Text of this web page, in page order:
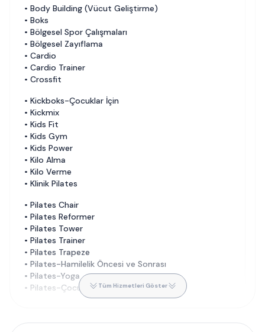
• Body Building (Vücut Geliştirme)
• Boks
• Bölgesel Spor Çalışmaları
• Bölgesel Zayıflama
• Cardio
• Cardio Trainer
• Crossfit
• Kickboks-Çocuklar İçin
• Kickmix
• Kids Fit
• Kids Gym
• Kids Power
• Kilo Alma
• Kilo Verme
• Klinik Pilates
• Pilates Chair
• Pilates Reformer
• Pilates Tower
• Pilates Trainer
• Pilates Trapeze
• Pilates-Hamilelik Öncesi ve Sonrası
• Pilates-Yoga
• Pilates-Çocuklar içinTüm Hizmetleri Göster